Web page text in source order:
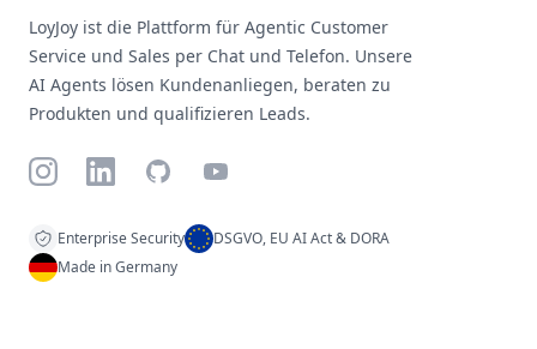
LoyJoy ist die Plattform für Agentic Customer
Service und Sales per Chat und Telefon. Unsere
AI Agents lösen Kundenanliegen, beraten zu
Produkten und qualifizieren Leads.
InstagramLinkedInGitHubYouTube
Enterprise Security
DSGVO, EU AI Act & DORA
Made in Germany